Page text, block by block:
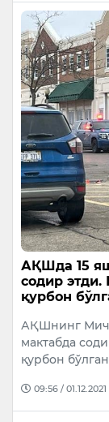
АҚШда 15
содир этди.
қурбон
АҚШнинг
мактабда
қурбон
09:56 / 01.12.2021